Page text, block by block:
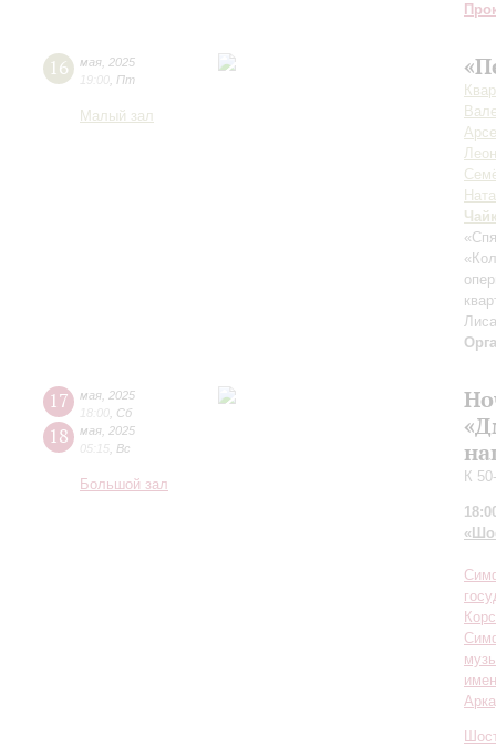
16 мая 2025
19:00 Пт
Малый зал
17 мая 2025
18:00 Сб
18 мая 2025
05:15
Вс
Большой зал К